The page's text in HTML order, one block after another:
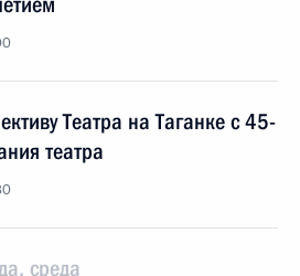
Театра на Таганке с 45-
театра
среда